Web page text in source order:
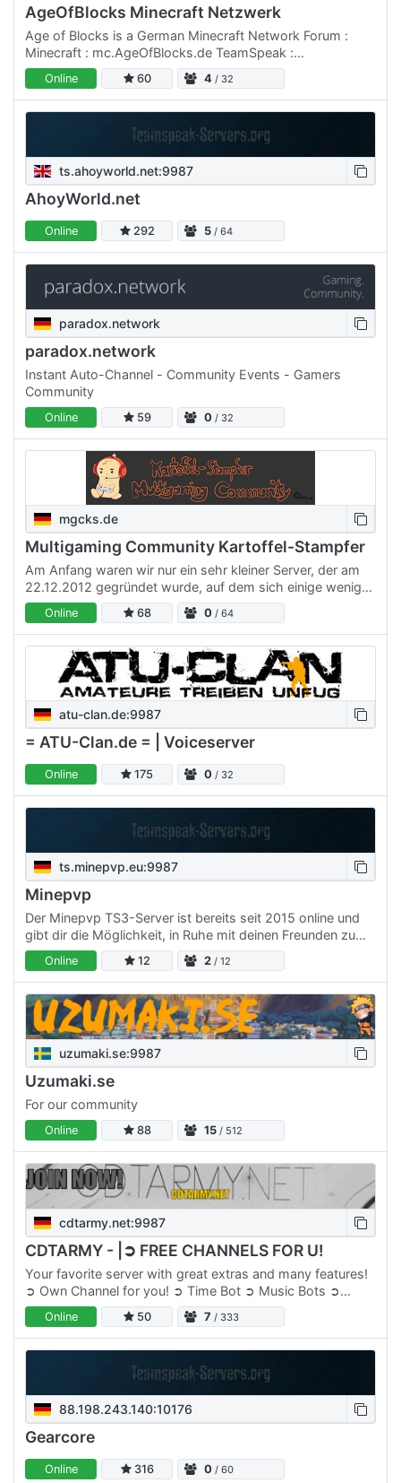
AgeOfBlocks Minecraft Netzwerk
Age of Blocks is a German Minecraft Network Forum :
Minecraft : mc.AgeOfBlocks.de TeamSpeak :
ts3.AgeOfBlocks.de
Online 60 4 / 32
ts.ahoyworld.net:9987
AhoyWorld.net
Online 292 5 / 64
paradox.network
paradox.network
Instant Auto-Channel - Community Events - Gamers
Community
Online 59 0 / 32
mgcks.de
Multigaming Community Kartoffel-Stampfer
Am Anfang waren wir nur ein sehr kleiner Server, der am
22.12.2012 gegründet wurde, auf dem sich einige wenige
Freunde zum zocken treffen konnten. Im Gegensatz dazu
sind…Online 68 0 / 64
atu-clan.de:9987
= ATU-Clan.de = | Voiceserver
Online 175 0 / 32
ts.minepvp.eu:9987
Minepvp
Der Minepvp TS3-Server ist bereits seit 2015 online und
gibt dir die Möglichkeit, in Ruhe mit deinen Freunden zu
talken - vollkommen ungestört. - Keine nervigen Admins -
…
Online 12 2 / 12
uzumaki.se:9987
Uzumaki.se
For our community
Online 88 15 / 512
cdtarmy.net:9987
CDTARMY - |➲ FREE CHANNELS FOR U!
Your favorite server with great extras and many features!
➲ Own Channel for you! ➲ Time Bot ➲ Music Bots ➲
Support 24/7 ➲ More than 30 users online ➲ Extensive
community…
Online 50 7 / 333
88.198.243.140:10176
Gearcore
Online 316 0 / 60